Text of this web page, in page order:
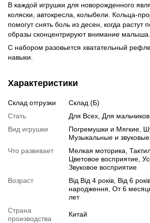
В каждой игрушки для новорожденного
коляски, автокресла, колыбели. Кольца-
помогут снять боль из десен, когда растут
образы сконцентрируют внимание малыша.
С набором разовьется хватательный
навыки.
Характеристики
Склад отгрузки
Склад (Б)
Стать
Для Всех, Для
Вид игрушки
Погремушки и Мягкие,
Музыкальные и звуковые
Что развивает
Мелкая моторика,
Цветовое восприятие,
Звуковое восприятие
Возраст
Від Від 4 років, Від 6
народження, От 6
лет
Страна
производства
Китай